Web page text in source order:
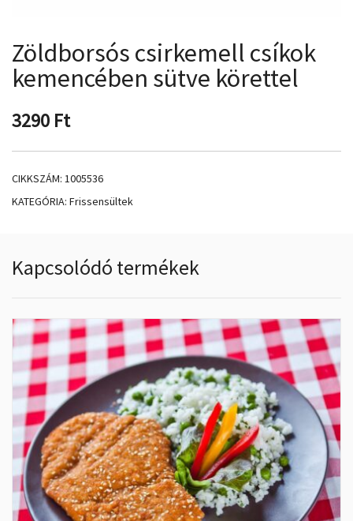
Zöldborsós csirkemell csíkok
kemencében sütve körettel
3290 Ft
CIKKSZÁM: 1005536
KATEGÓRIA: Frissensültek
Kapcsolódó termékek